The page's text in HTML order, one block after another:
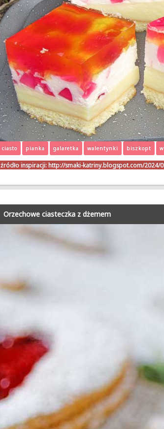
ciasto pianka galaretka walentynki biszkopt
źródło inspiracji: http://smaki-katriny.blogspot.com/2024/
Orzechowe ciasteczka z dżemem